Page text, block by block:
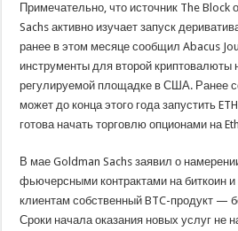
Примечательно, что источник The Block
Sachs активно изучает запуск
ранее в этом месяце сообщил Abacus
инструменты для второй криптовалюты
регулируемой площадке в США. Ранее
может до конца этого года запустить
готова начать торговлю опционами на
В мае Goldman Sachs заявил о
фьючерсными контрактами на биткоин
клиентам собственный BTC-продукт —
Сроки начала оказания новых услуг не